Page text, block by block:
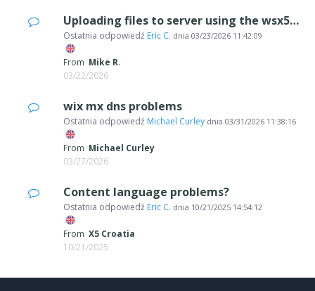
Uploading files to server using the wsx5 option
Ostatnia odpowiedź Eric C. dnia 03/23/2026 11:42:09
From Mike R.
03/22/2026
wix mx dns problems
Ostatnia odpowiedź Michael Curleydnia 03/31/2026 11:38:16
From Michael Curley
03/27/2026
Content language problems?
Ostatnia odpowiedź Eric C. dnia 10/21/2025 14:54:12
From X5 Croatia
10/21/2025